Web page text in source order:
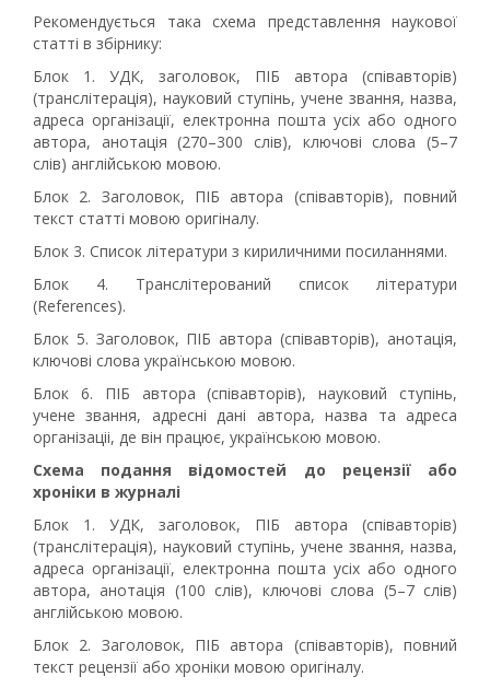
Рекомендується така схема представлення наукової
статті в збірнику:
Блок 1. УДК, заголовок, ПІБ автора (співавторів)
(транслітерація), науковий ступінь, учене звання, назва,
адреса організації, електронна пошта усіх або одного
автора, анотація (270–300 слів), ключові слова (5–7
слів) англійською мовою.
Блок 2. Заголовок, ПІБ автора (співавторів), повний
текст статті мовою оригіналу.
Блок 3. Список літератури з кириличними посиланнями.
Блок 4. Транслітерований список літератури
(References).
Блок 5. Заголовок, ПІБ автора (співавторів), анотація,
ключові слова українською мовою.
Блок 6. ПІБ автора (співавторів), науковий ступінь,
учене звання, адресні дані автора, назва та адреса
організаціі, де він працює, українською мовою.
Схема подання відомостей до рецензії або
хроніки в журналі
Блок 1. УДК, заголовок, ПІБ автора (співавторів)
(транслітерація), науковий ступінь, учене звання, назва,
адреса організації, електронна пошта усіх або одного
автора, анотація (100 слів), ключові слова (5–7 слів)
англійською мовою.
Блок 2. Заголовок, ПІБ автора (співавторів), повний
текст рецензії або хроніки мовою оригіналу.